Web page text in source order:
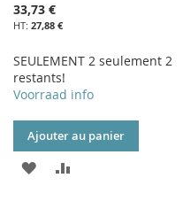
33,73 €
27,88 €
SEULEMENT 2 seulement 2
restants!
Voorraad info
Ajouter au panier
AJOUTER